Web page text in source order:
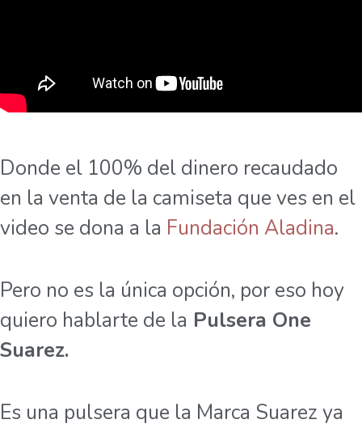
Donde el 100% del dinero recaudado
en la venta de la camiseta que ves en el
video se dona a la Fundación Aladina.
Pero no es la única opción, por eso hoy
quiero hablarte de la Pulsera One
Suarez.
Es una pulsera que la Marca Suarez ya